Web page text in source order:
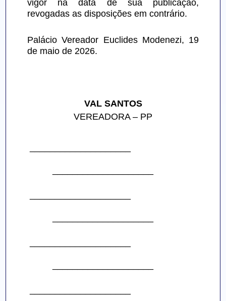
vigor na data de sua publicação,
revogadas as disposições em contrário.
Palácio Vereador Euclides Modenezi, 19
de maio de 2026.
VAL SANTOS
VEREADORA – PP